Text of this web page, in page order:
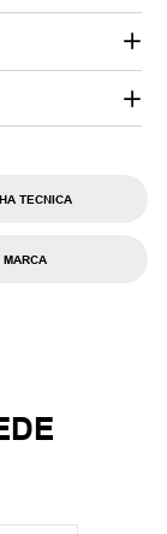
TECNICA
MARCA